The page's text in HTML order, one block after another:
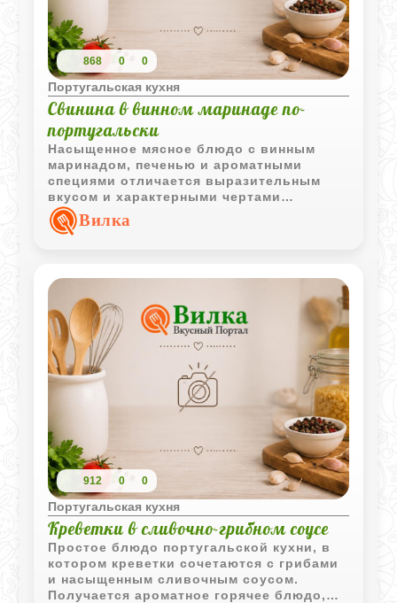
868 0 0
Португальская кухня
Свинина в винном маринаде по-
португальски
Насыщенное мясное блюдо с винным
маринадом, печенью и ароматными
специями отличается выразительным
вкусом и характерными чертами
традиционной португальской кухни.
Длительное маринование делает мясо
Вилка
912 0 0
Португальская кухня
Креветки в сливочно-грибном соусе
Простое блюдо португальской кухни, в
котором креветки сочетаются с грибами
и насыщенным сливочным соусом.
Получается ароматное горячее блюдо,